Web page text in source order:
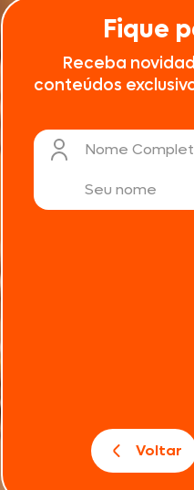
Fique
Receba
conteúdos
Nome
Voltar